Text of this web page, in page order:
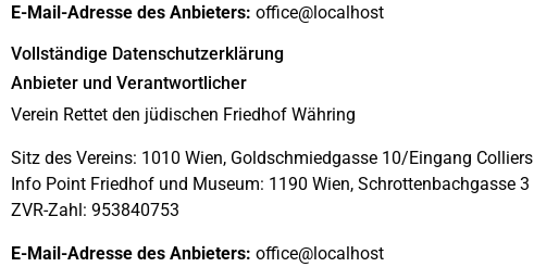
E-Mail-Adresse des Anbieters: office@localhost
Vollständige Datenschutzerklärung
Anbieter und Verantwortlicher
Verein Rettet den jüdischen Friedhof Währing
Sitz des Vereins: 1010 Wien, Goldschmiedgasse 10/Eingang Colliers
Info Point Friedhof und Museum: 1190 Wien, Schrottenbachgasse 3
ZVR-Zahl: 953840753
E-Mail-Adresse des Anbieters: office@localhost